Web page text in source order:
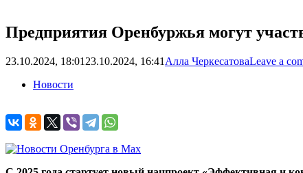
Предприятия Оренбуржья могут
23.10.2024, 18:01 23.10.2024, 16:41 Алла ЧеркесатоваLeave a
Новости